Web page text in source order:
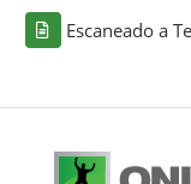
Escaneado a